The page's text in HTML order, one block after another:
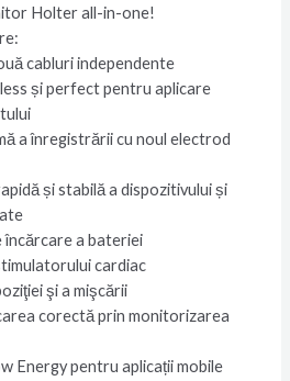
Holter all-in-one!
cabluri independente
și perfect pentru aplicare
a înregistrării cu noul electrod
și stabilă a dispozitivului și
încărcare a bateriei
cardiac
şi a mişcării
corectă prin monitorizarea
Energy pentru aplicații mobile